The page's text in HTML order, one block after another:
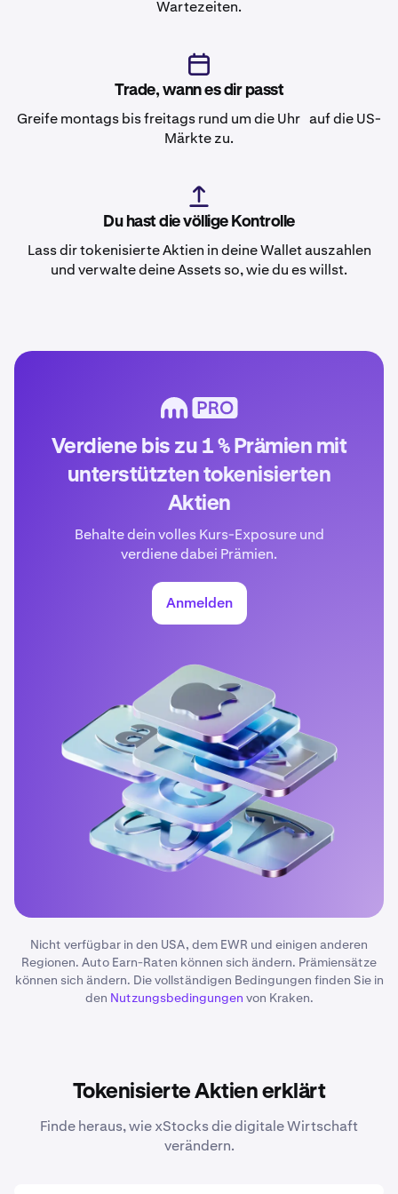
Wartezeiten.
Trade, wann es dir passt
Greife montags bis freitags rund um die Uhr auf die US-
Märkte zu.
Du hast die völlige Kontrolle
Lass dir tokenisierte Aktien in deine Wallet auszahlen
und verwalte deine Assets so, wie du es willst.
Verdiene bis zu 1 % Prämien mit
unterstützten tokenisierten
Aktien
Behalte dein volles Kurs-Exposure und
verdiene dabei Prämien.
Anmelden
Nicht verfügbar in den USA, dem EWR und einigen anderen
Regionen. Auto Earn-Raten können sich ändern. Prämiensätze
können sich ändern. Die vollständigen Bedingungen finden Sie in
den Nutzungsbedingungen von Kraken.
Tokenisierte Aktien erklärt
Finde heraus, wie xStocks die digitale Wirtschaft
verändern.